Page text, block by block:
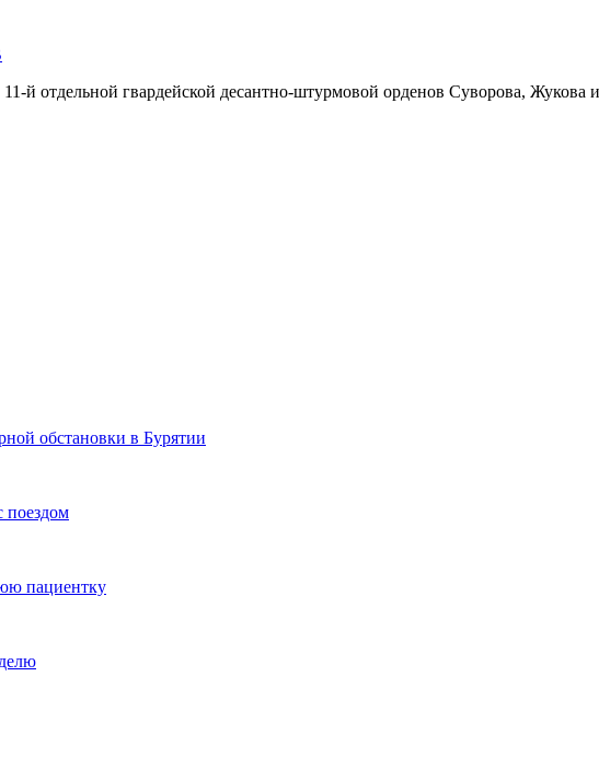
й отдельной гвардейской десантно-штурмовой орденов Суворова, Жукова
обстановки в Бурятии
поездом
пациентку